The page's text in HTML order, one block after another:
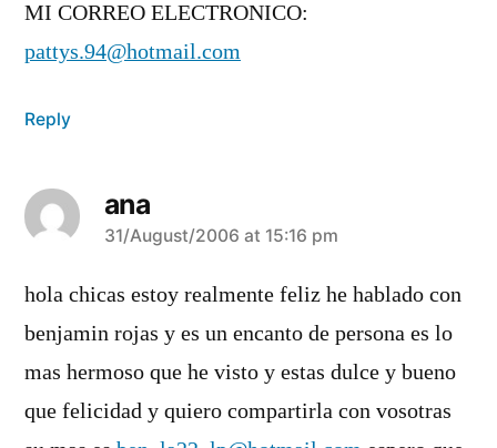
MI CORREO ELECTRONICO:
pattys.94@hotmail.com
Reply
ana
says:
31/August/2006 at 15:16 pm
hola chicas estoy realmente feliz he hablado con
benjamin rojas y es un encanto de persona es lo
mas hermoso que he visto y estas dulce y bueno
que felicidad y quiero compartirla con vosotras